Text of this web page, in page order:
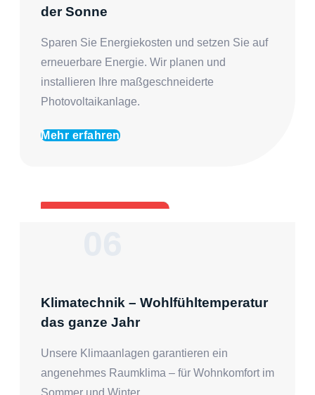
der Sonne
Sparen Sie Energiekosten und setzen Sie auf
erneuerbare Energie. Wir planen und
installieren Ihre maßgeschneiderte
Photovoltaikanlage.
Mehr erfahren
Klimatechnik – Wohlfühltemperatur
das ganze Jahr
Unsere Klimaanlagen garantieren ein
angenehmes Raumklima – für Wohnkomfort im
Sommer und Winter.